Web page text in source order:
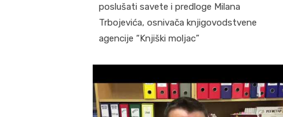
poslušati savete i predloge Milana
Trbojevića, osnivača knjigovodstvene
agencije “Knjiški moljac”